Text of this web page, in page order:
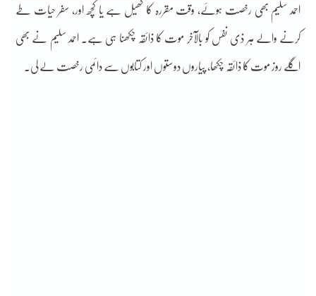
احمد سلیم بھی رخصت ہوئے، وقت مقررہ کا کھیل ہے یا کچھ اور، سفر حیات طے
کرنے والے ہر ذی نفس کو بالآخر موت کا ذائقہ چکھنا ہی ہے۔ احمد سلیم نے بھی
اگلے روز موت کا ذائقہ چکھا، پیاروں دوستوں اور کتابوں سے دائمی رخصت لے لی۔